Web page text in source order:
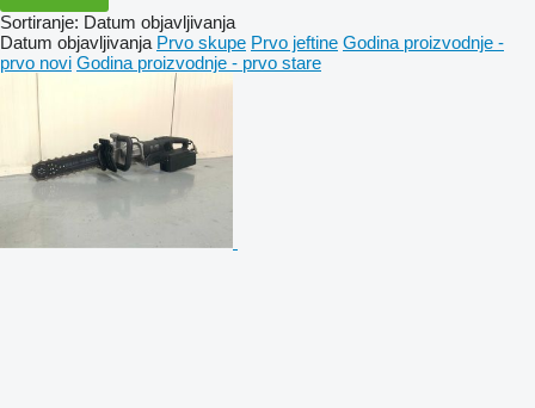
Sortiranje: Datum objavljivanja
Datum objavljivanja Prvo skupe Prvo jeftine Godina proizvodnje -
prvo novi Godina proizvodnje - prvo stare